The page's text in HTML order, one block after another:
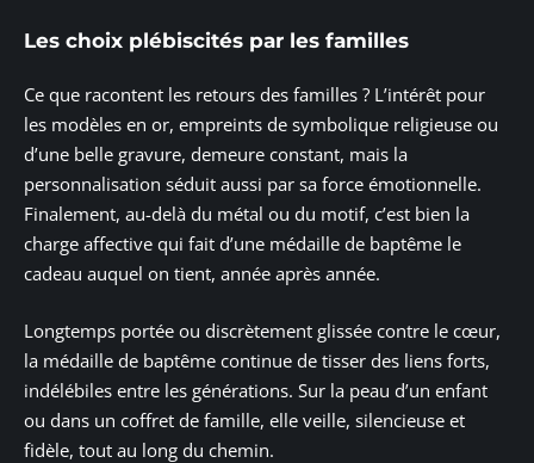
Les choix plébiscités par les familles
Ce que racontent les retours des familles ? L’intérêt pour
les modèles en or, empreints de symbolique religieuse ou
d’une belle gravure, demeure constant, mais la
personnalisation séduit aussi par sa force émotionnelle.
Finalement, au-delà du métal ou du motif, c’est bien la
charge affective qui fait d’une médaille de baptême le
cadeau auquel on tient, année après année.
Longtemps portée ou discrètement glissée contre le cœur,
la médaille de baptême continue de tisser des liens forts,
indélébiles entre les générations. Sur la peau d’un enfant
ou dans un coffret de famille, elle veille, silencieuse et
fidèle, tout au long du chemin.